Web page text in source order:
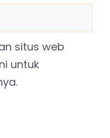
situs web
untuk